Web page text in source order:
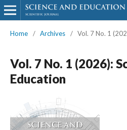
Home / Archives / Vol. 7 No. 1
Vol. 7 No. 1 (2026):
Education